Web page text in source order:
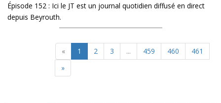
Épisode 152 : Ici le JT est un journal quotidien diffusé en direct
depuis Beyrouth.
« 1 2 3 ... 459 460
461
»